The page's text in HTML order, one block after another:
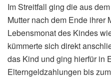
Im Streitfall ging die aus
Mutter nach dem Ende ihrer
Lebensmonat des Kindes
kümmerte sich direkt
das Kind und ging hierfür in
Elterngeldzahlungen bis